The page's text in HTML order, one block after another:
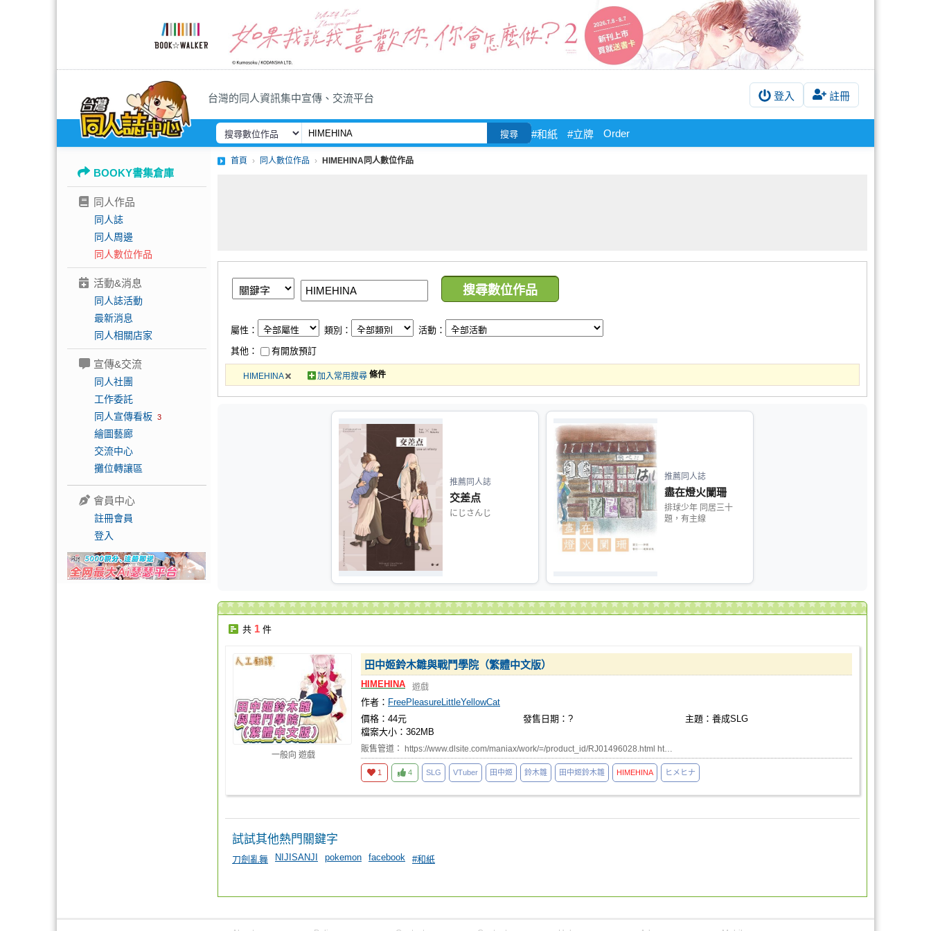
台灣的同人資訊集中宣傳、交流平台 登入 註冊
搜尋 #和紙 #立牌 Order
BOOKY書集倉庫
同人作品
同人誌
同人周邊
同人數位作品
活動&消息
同人誌活動
最新消息
同人相關店家
宣傳&交流
同人社團
工作委託
同人宣傳看板 3
繪圖藝廊
交流中心
攤位轉讓區
會員中心
註冊會員
登入
首頁 同人數位作品 HIMEHINA同人數位作品
屬性： 類別：
活動：
其他：
有開放預訂
條件
HIMEHINA 加入常用搜尋
推薦同人誌
交差点
にじさんじ
推薦同人誌
盡在燈火闌珊
排球少年 同居三十
題，有主線
共 1 件
一般向 遊戲
田中姬鈴木雛與戰鬥學院（繁體中文版）
HIMEHINA 遊戲
作者： FreePleasureLittleYellowCat
價格：44元
發售日期：?
主題：養成SLG
檔案大小：362MB
販售管道： https://www.dlsite.com/maniax/work/=/product_id/RJ01496028.html ht…
1 4 SLG VTuber 田中姬 鈴木雛 田中姬鈴木雛 HIMEHINA ヒメヒナ
試試其他熱門關鍵字
刀劍亂舞 NIJISANJI pokemon facebook #和紙